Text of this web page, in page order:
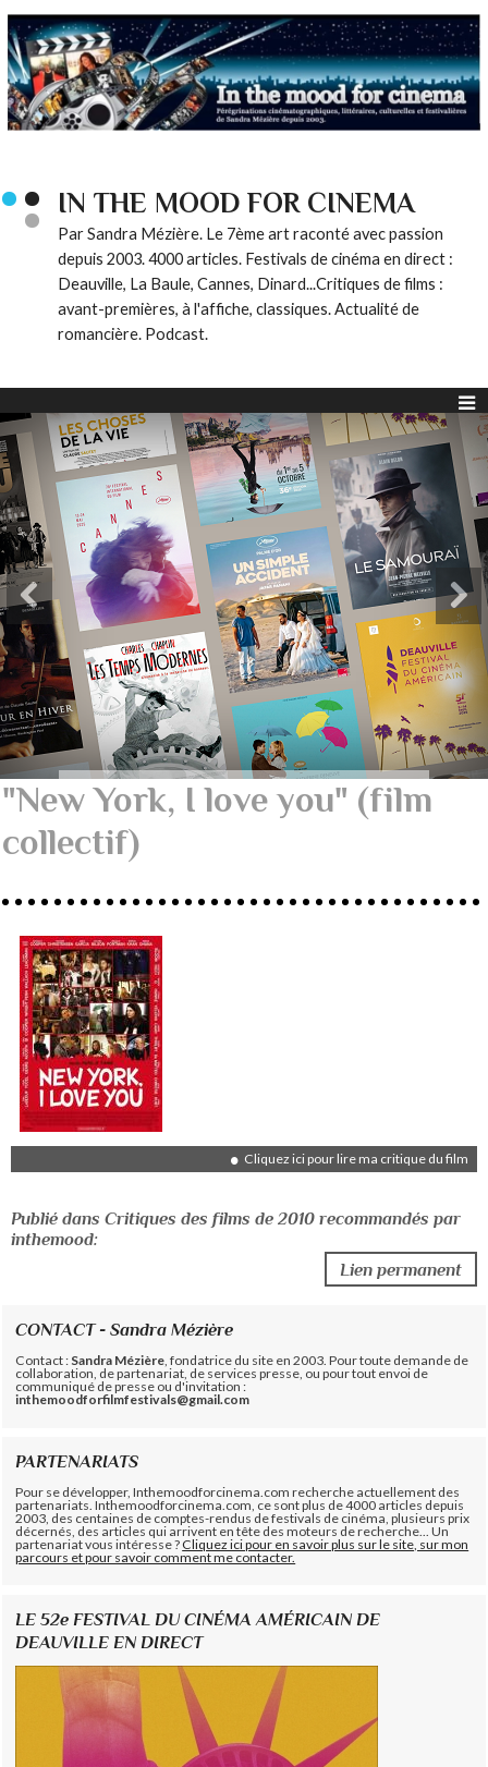
IN THE MOOD FOR CINEMA
Par Sandra Mézière. Le 7ème art raconté avec passion
depuis 2003. 4000 articles. Festivals de cinéma en direct :
Deauville, La Baule, Cannes, Dinard...Critiques de films :
avant-premières, à l'affiche, classiques. Actualité de
romancière. Podcast.
"New York, I love you" (film
collectif)
Cliquez ici pour lire ma critique du film
Publié dans Critiques des films de 2010 recommandés par
inthemood:
Lien permanent
CONTACT - Sandra Mézière
Contact : Sandra Mézière , fondatrice du site en 2003. Pour toute demande de
collaboration, de partenariat, de services presse, ou pour tout envoi de
communiqué de presse ou d'invitation :
inthemoodforfilmfestivals@gmail.com
PARTENARIATS
Pour se développer, Inthemoodforcinema.com recherche actuellement des
partenariats. Inthemoodforcinema.com, ce sont plus de 4000 articles depuis
2003, des centaines de comptes-rendus de festivals de cinéma, plusieurs prix
décernés, des articles qui arrivent en tête des moteurs de recherche... Un
partenariat vous intéresse ?Cliquez ici pour en savoir plus sur le site, sur mon
parcours et pour savoir comment me contacter.
LE 52e FESTIVAL DU CINÉMA AMÉRICAIN DE
DEAUVILLE EN DIRECT